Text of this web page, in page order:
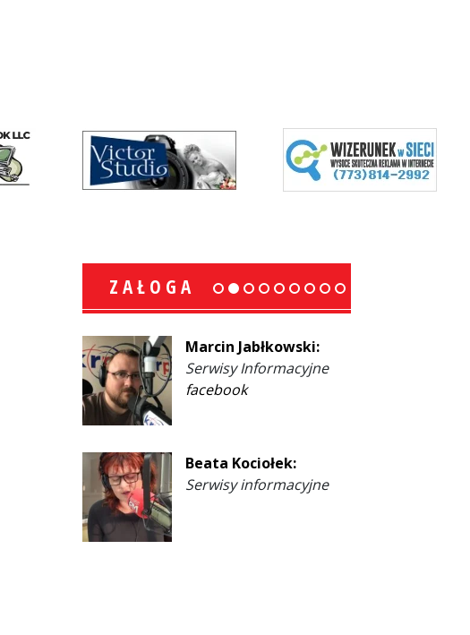
ZAŁOGA
Marcin Jabłkowski:
Serwisy Informacyjne
facebook
Beata Kociołek:
Serwisy informacyjne